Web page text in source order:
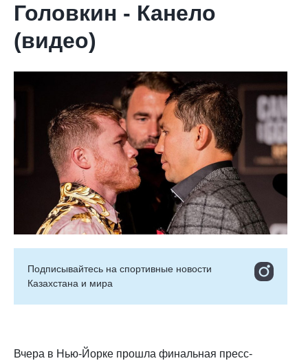
Головкин - Канело
(видео)
Подписывайтесь на cпортивные новости
Казахстана и мира
Вчера в Нью-Йорке прошла финальная пресс-